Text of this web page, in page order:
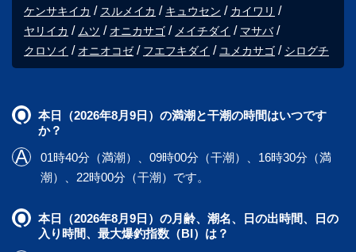
ケンサキイカ
スルメイカ キュウセン
カイワリ
ヤリイカ
ムツ オニカサゴ メイチダイ
マサバ
クロソイ
オニオコゼ フエフキダイ ユメカサゴ シログチ
本日（2026年8月9日）の満潮と干潮の時間はいつです
か？
01時40分（満潮）、09時00分（干潮）、16時30分（満
潮）、22時00分（干潮）です。
本日（2026年8月9日）の月齢、潮名、日の出時間、日の
入り時間、最大爆釣指数（BI）は？